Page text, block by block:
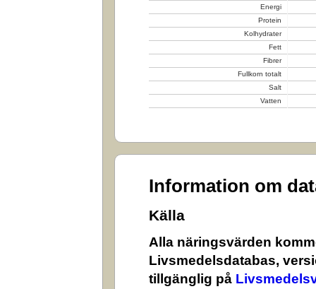
Energi
Protein
Kolhydrater
Fett
Fibrer
Fullkorn totalt
Salt
Vatten
Information om
Källa
Alla näringsvärden
Livsmedelsdatabas,
tillgänglig på